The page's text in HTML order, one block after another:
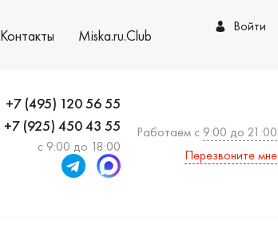
Контакты Miska.ru.Club Войти
+7 (495) 120 56 55
+7 (925) 450 43 55
с 9:00 до 18:00
Работаем с 9:00 до 21:00
Перезвоните мне